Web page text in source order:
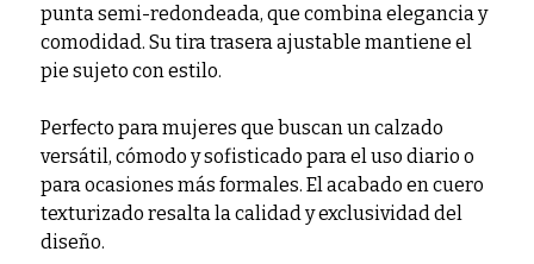
punta semi-redondeada, que combina elegancia y
comodidad. Su tira trasera ajustable mantiene el
pie sujeto con estilo.
Perfecto para mujeres que buscan un calzado
versátil, cómodo y sofisticado para el uso diario o
para ocasiones más formales. El acabado en cuero
texturizado resalta la calidad y exclusividad del
diseño.